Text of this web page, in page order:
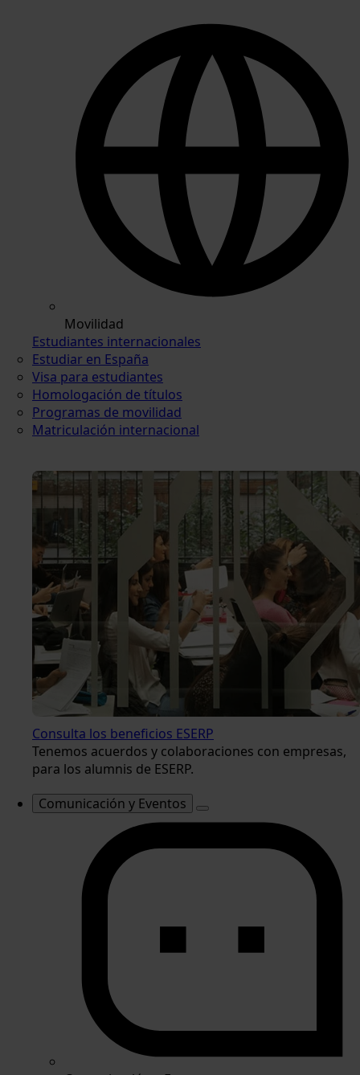
Movilidad
Estudiantes internacionales
Estudiar en España
Visa para estudiantes
Homologación de títulos
Programas de movilidad
Matriculación internacional
Consulta los beneficios ESERP
Tenemos acuerdos y colaboraciones con empresas,
para los alumnis de ESERP.
Comunicación y Eventos